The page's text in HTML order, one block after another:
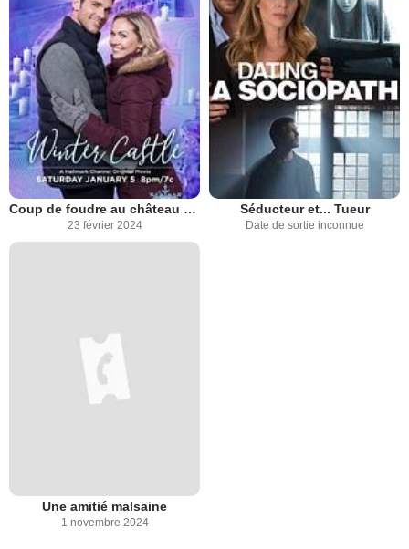
Coup de foudre au château de glace
23 février 2024
Séducteur et... Tueur
Date de sortie inconnue
Une amitié malsaine
1 novembre 2024